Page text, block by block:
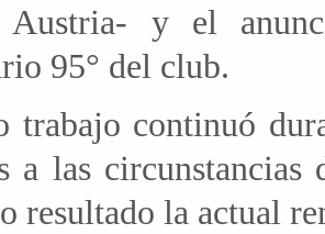
Austria- y el
95° del club.
trabajo continuó
a las
resultado la actual